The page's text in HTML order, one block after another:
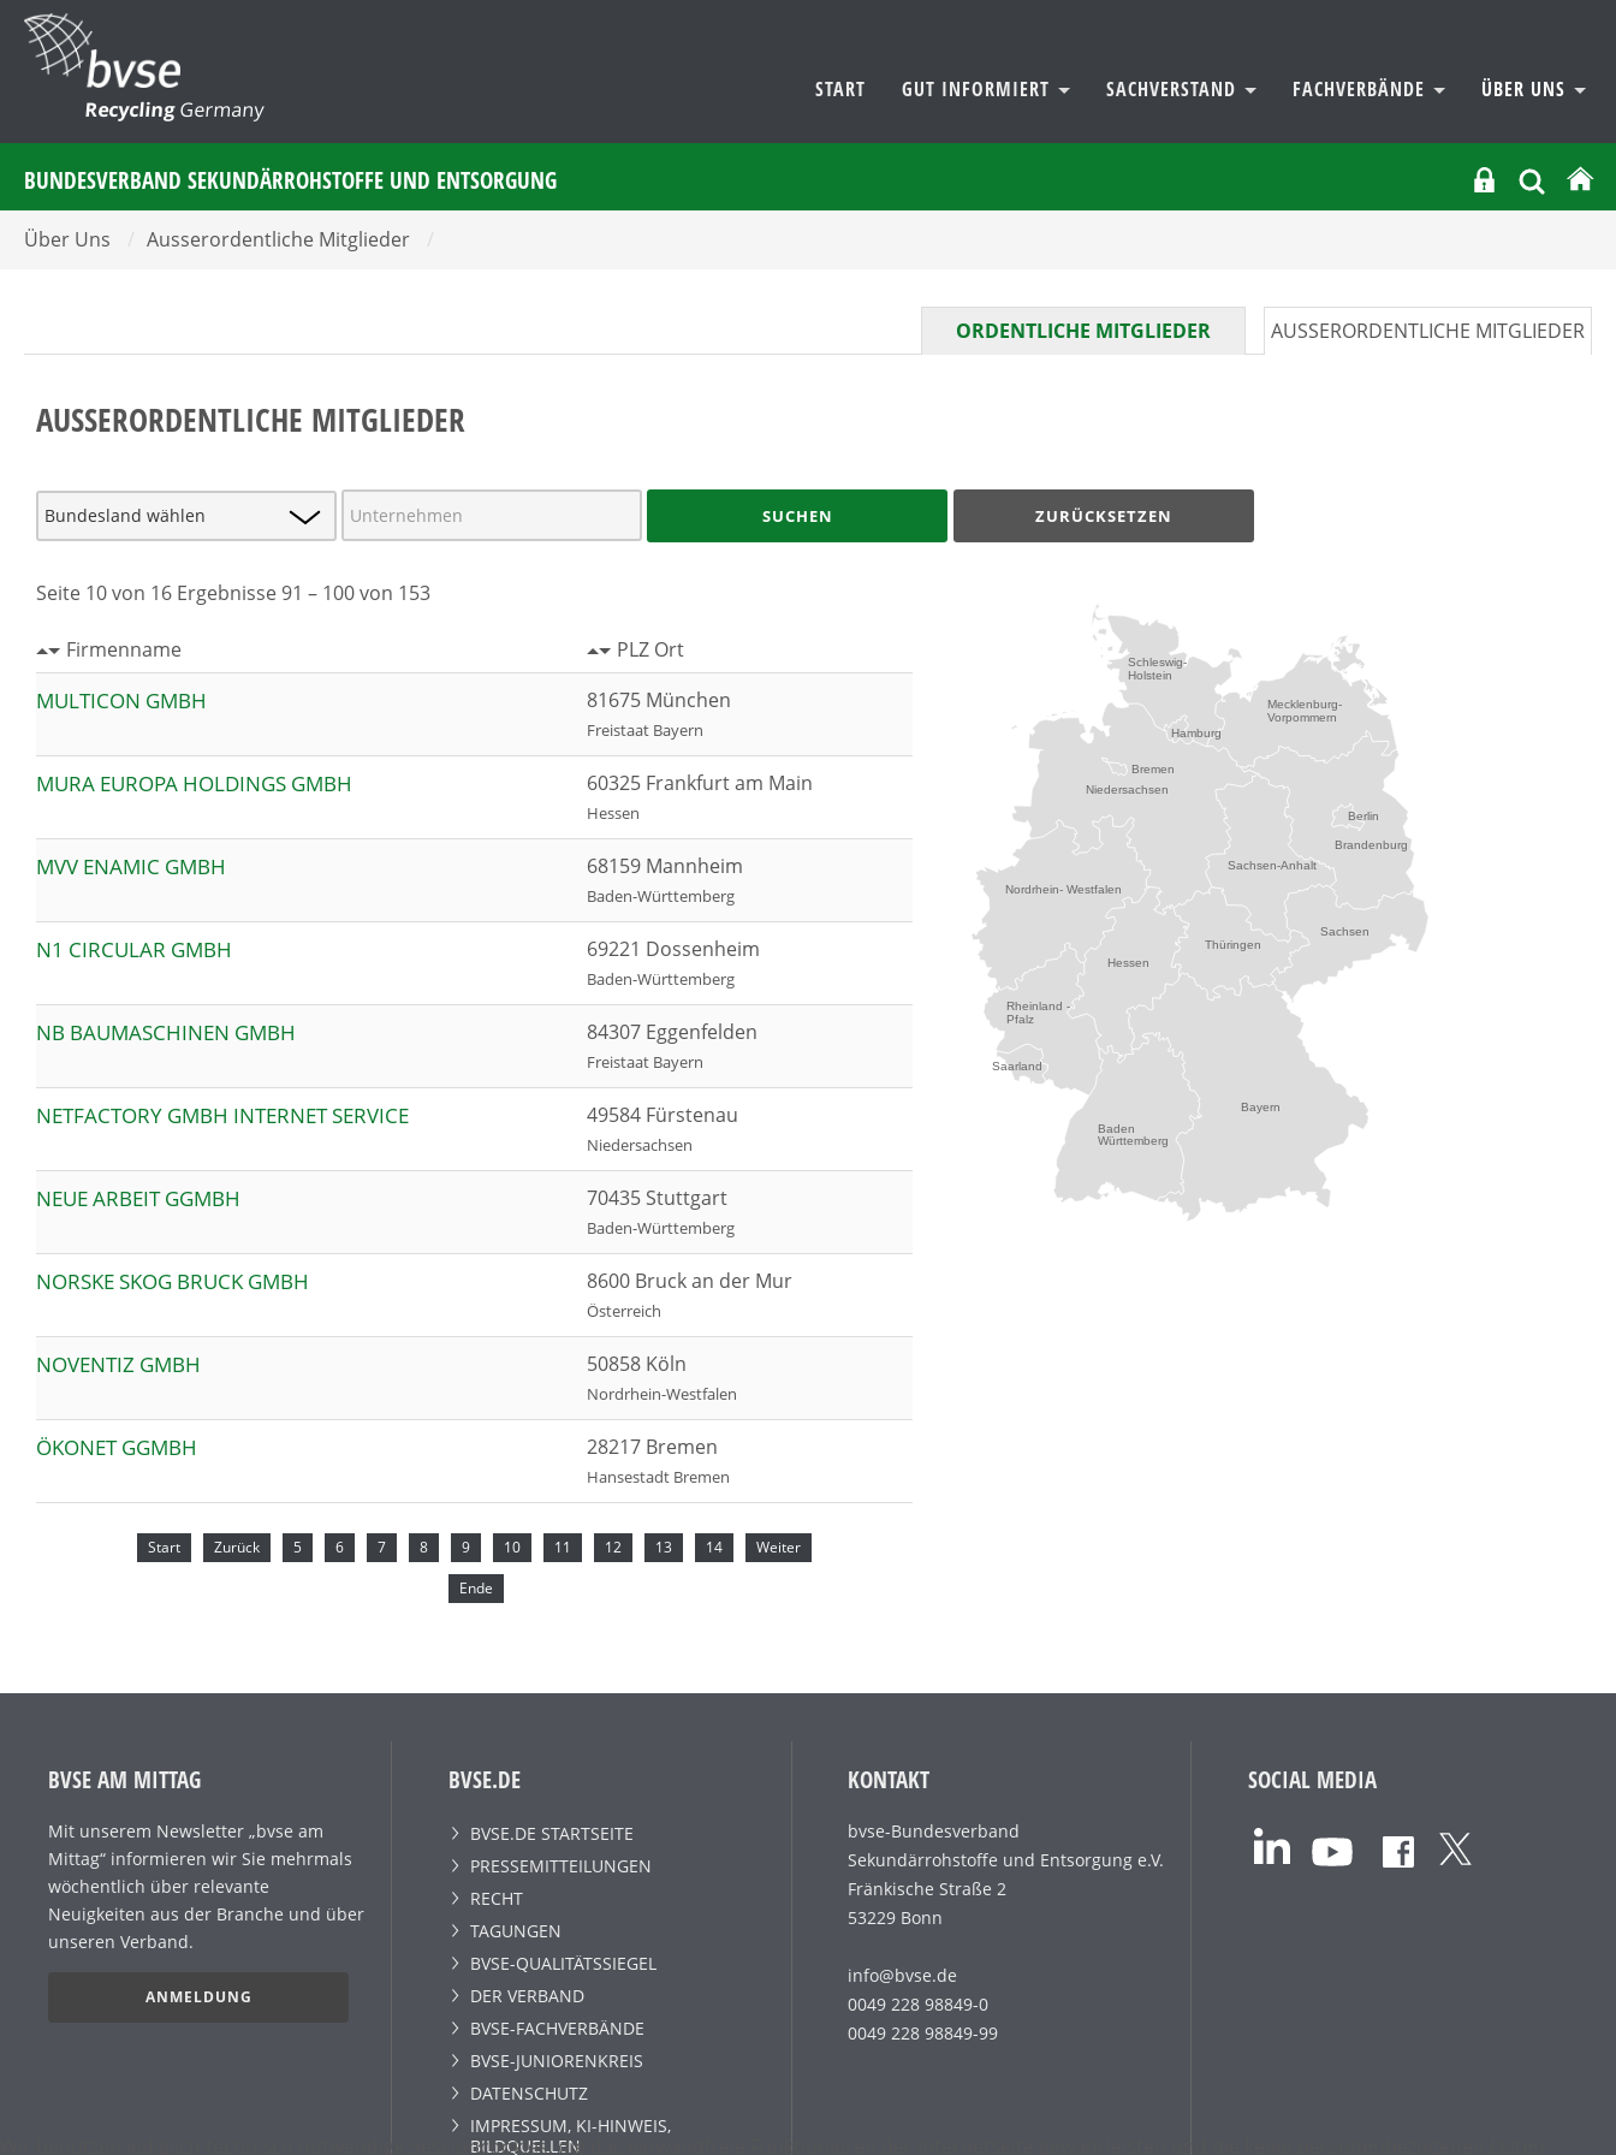
RecyclingGermany
START GUT INFORMIERT SACHVERSTAND FACHVERBÄNDE ÜBER UNS
BUNDESVERBAND SEKUNDÄRROHSTOFFE UND ENTSORGUNG
Über Uns / Ausserordentliche Mitglieder /
ORDENTLICHE MITGLIEDER AUSSERORDENTLICHE MITGLIEDER
AUSSERORDENTLICHE MITGLIEDER
SUCHEN ZURÜCKSETZEN
Seite 10 von 16 Ergebnisse 91 – 100 von 153
Firmenname PLZ Ort
MULTICON GMBH 81675 München
Freistaat Bayern
MURA EUROPA HOLDINGS GMBH 60325 Frankfurt am Main
Hessen
MVV ENAMIC GMBH 68159 Mannheim
Baden-Württemberg
N1 CIRCULAR GMBH 69221 Dossenheim
Baden-Württemberg
NB BAUMASCHINEN GMBH 84307 Eggenfelden
Freistaat Bayern
NETFACTORY GMBH INTERNET SERVICE 49584 Fürstenau
Niedersachsen
NEUE ARBEIT GGMBH 70435 Stuttgart
Baden-Württemberg
NORSKE SKOG BRUCK GMBH 8600 Bruck an der Mur
Österreich
NOVENTIZ GMBH 50858 Köln
Nordrhein-Westfalen
ÖKONET GGMBH 28217 Bremen
Hansestadt Bremen
Start Zurück 5 6 7 8 9 10 11 12 13 14 Weiter
Ende
Baden
Württemberg
Bayern
Brandenburg
Hessen
Mecklenburg-
Vorpommern
Niedersachsen
Nordrhein- Westfalen
Rheinland -
Pfalz
Sachsen
Sachsen-Anhalt
Schleswig-
Holstein
Thüringen
Berlin
Bremen
Hamburg
Saarland
BVSE AM MITTAG
Mit unserem Newsletter „bvse am
Mittag“ informieren wir Sie mehrmals
wöchentlich über relevante
Neuigkeiten aus der Branche und über
unseren Verband.
ANMELDUNG
BVSE.DE
BVSE.DE STARTSEITE
PRESSEMITTEILUNGEN
RECHT
TAGUNGEN
BVSE-QUALITÄTSSIEGEL
DER VERBAND
BVSE-FACHVERBÄNDE
BVSE-JUNIORENKREIS
DATENSCHUTZ
IMPRESSUM, KI-HINWEIS,
BILDQUELLEN
KONTAKT
bvse-Bundesverband
Sekundärrohstoffe und Entsorgung e.V.
Fränkische Straße 2
53229 Bonn
info@bvse.de
0049 228 98849-0
0049 228 98849-99
SOCIAL MEDIA
Wir benutzen lediglich technisch notwendige Sessioncookies, die das einwandfreie Funktionieren der Internetseite gewährleisten und die keine personenbezogenen Daten